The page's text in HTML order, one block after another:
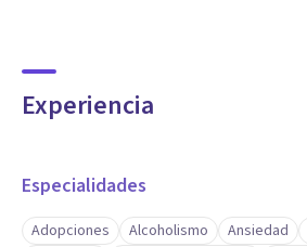
Experiencia
Especialidades
Adopciones Alcoholismo Ansiedad